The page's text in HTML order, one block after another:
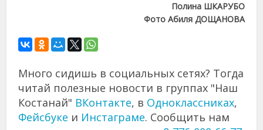
Полина ШКАРУБО
Фото Абиля ДОЩАНОВА
Много сидишь в социальных сетях? Тогда
читай полезные новости в группах "Наш
Костанай" ВКонтакте, в Одноклассниках,
Фейсбуке и Инстаграме. Сообщить нам